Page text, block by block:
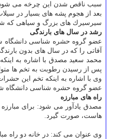
سبب ناقص شدن این چرخه می
بعد از هجوم پشه های بسیار در
سیرسیرك های بزرگ و سیاهی كه
رشد در سال های بارندگی
عضو گروه حشره شناسی دانشگاه
آفاتی را كه در سال های بدون
محمد سعید مصدق با اشاره به
پس از رسیدن رطوبت به تخم ها
وی با اشاره به اینكه تخم این حشرات دارای پوشش خوب و سختی است كه تا ۱۰ سال امكان
عضو گروه حشره شناسی دانشگاه
راه های مبارزه
هاست، صورت گیرد.
وی عنوان می كند: در خانه دو راه